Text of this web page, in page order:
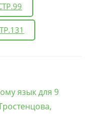
язык для 9